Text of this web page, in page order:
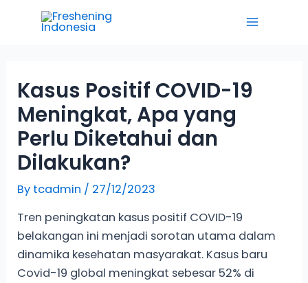
Main
Kasus Positif COVID-19
Meningkat, Apa yang
Perlu Diketahui dan
Dilakukan?
By tcadmin / 27/12/2023
Tren peningkatan kasus positif COVID-19
belakangan ini menjadi sorotan utama dalam
dinamika kesehatan masyarakat. Kasus baru
Covid-19 global meningkat sebesar 52% di